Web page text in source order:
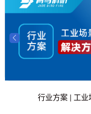
行业方案 | 工